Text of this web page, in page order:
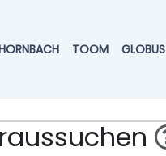
TOOM GLOBUS